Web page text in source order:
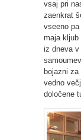
vsaj pri
zaenkrat
vseeno
maja
iz dneva v
bojazni za
vedno
določene